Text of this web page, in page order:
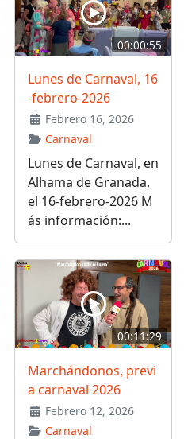
00:00:55
Lunes de Carnaval, 16
-febrero-2026
Febrero 16, 2026
Carnaval
Lunes de Carnaval, en
Alhama de Granada,
el 16-febrero-2026 M
ás información:...
00:11:29
Marchándonos, previ
a carnaval 2026
Febrero 12, 2026
Carnaval